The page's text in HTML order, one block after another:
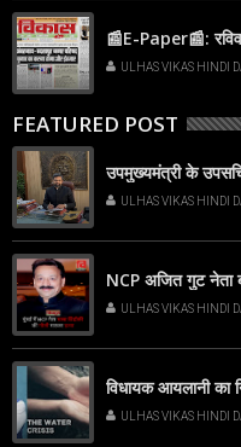
📰E-Paper📰:
ULHAS VIKAS HINDI
FEATURED POST
उपमुख्यमंत्री के
ULHAS VIKAS HINDI
NCP अजित गुट नेता
ULHAS VIKAS HINDI
विधायक आयलानी का
ULHAS VIKAS HINDI